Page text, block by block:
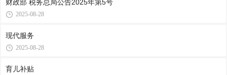
财政部 税务总局公告2025年第5号
2025-08-28
现代服务
2025-08-28
育儿补贴